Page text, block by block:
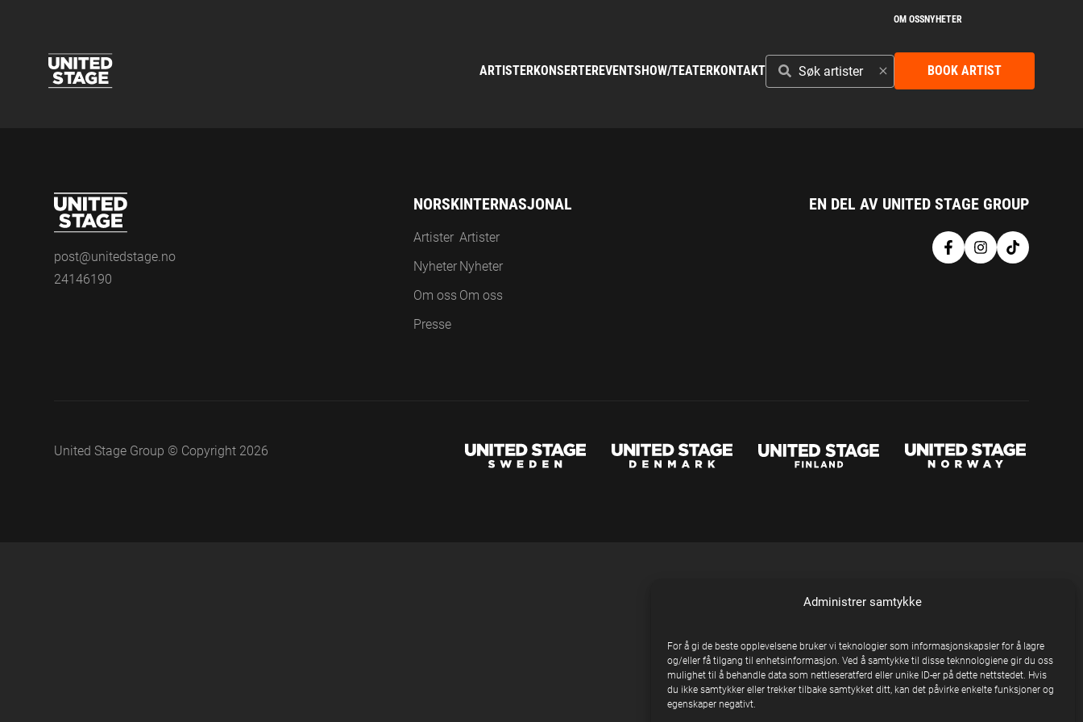
Administrer samtykke
For å gi de beste opplevelsene bruker vi teknologier som informasjonskapsler for å lagre
og/eller få tilgang til enhetsinformasjon. Ved å samtykke til disse teknnologiene gir du oss
mulighet til å behandle data som nettleseratferd eller unike ID-er på dette nettstedet. Hvis
du ikke samtykker eller trekker tilbake samtykket ditt, kan det påvirke enkelte funksjoner og
egenskaper negativt.
OM OSSNYHETER
ARTISTERKONSERTEREVENTSHOW/TEATERKONTAKTSØK
ARTISTER
BOOK ARTIST
post@unitedstage.no
24146190
NORSK
Artister
Nyheter
Om oss
Presse
INTERNASJONAL
Artister
Nyheter
Om oss
EN DEL AV UNITED STAGE GROUP
United Stage Group © Copyright 2026